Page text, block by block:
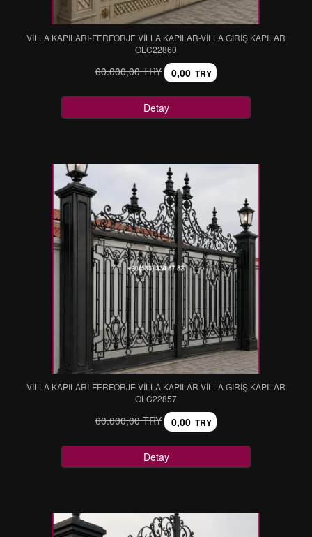
VİLLA KAPILARI-FERFORJE VİLLA KAPILAR-VİLLA GİRİŞ KAPILAR
OLC22860
60.000,00 TRY 0,00 TRY
Detay
VİLLA KAPILARI-FERFORJE VİLLA KAPILAR-VİLLA GİRİŞ KAPILAR
OLC22857
60.000,00 TRY 0,00 TRY
Detay